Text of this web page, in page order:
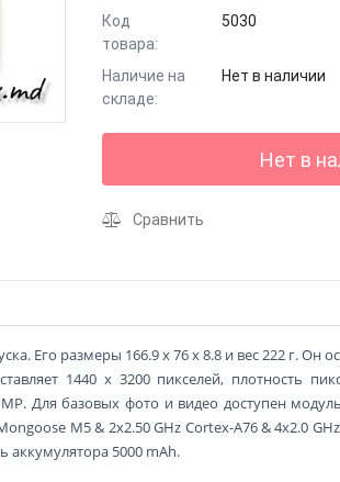
Код
товара:
5030
Наличие на
складе:
Нет в наличии
Нет в
Сравнить
Его размеры 166.9 x 76 x 8.8 и вес 222 г. Он
1440 x 3200 пикселей, плотность
Для базовых фото и видео доступен
M5 & 2x2.50 GHz Cortex-A76 & 4x2.0
аккумулятора 5000 mAh.